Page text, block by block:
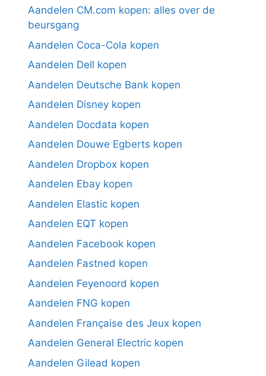
Aandelen CM.com kopen: alles over de
beursgang
Aandelen Coca-Cola kopen
Aandelen Dell kopen
Aandelen Deutsche Bank kopen
Aandelen Disney kopen
Aandelen Docdata kopen
Aandelen Douwe Egberts kopen
Aandelen Dropbox kopen
Aandelen Ebay kopen
Aandelen Elastic kopen
Aandelen EQT kopen
Aandelen Facebook kopen
Aandelen Fastned kopen
Aandelen Feyenoord kopen
Aandelen FNG kopen
Aandelen Française des Jeux kopen
Aandelen General Electric kopen
Aandelen Gilead kopen